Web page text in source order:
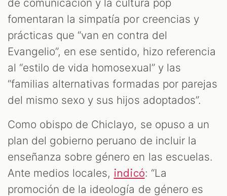
de comunicación y la cultura pop
fomentaran la simpatía por creencias y
prácticas que “van en contra del
Evangelio”, en ese sentido, hizo referencia
al “estilo de vida homosexual” y las
“familias alternativas formadas por parejas
del mismo sexo y sus hijos adoptados”.
Como obispo de Chiclayo, se opuso a un
plan del gobierno peruano de incluir la
enseñanza sobre género en las escuelas.
Ante medios locales, indicó: “La
promoción de la ideología de género es